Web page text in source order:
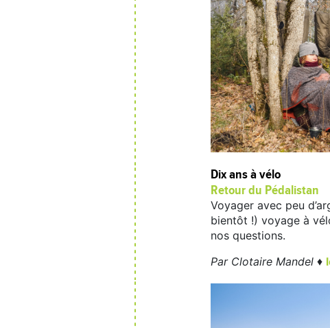
Dix ans à vélo
Retour du Pédalistan
Voyager avec peu
bientôt !) voyage à
nos questions.
Par Clotaire Mandel ♦